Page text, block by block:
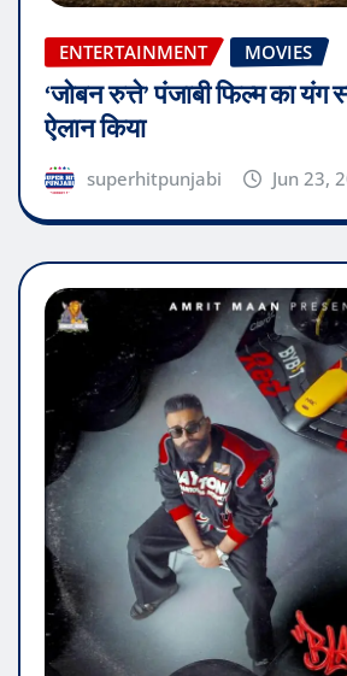
ENTERTAINMENT MOVIES
‘जोबन रुत्ते’ पंजाबी फिल्म का यंग
ऐलान किया
superhitpunjabi Jun 23,